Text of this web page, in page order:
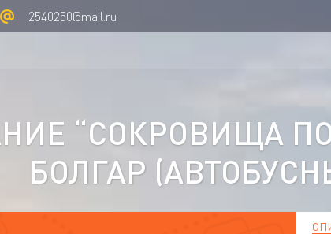
2540250@mail.ru
“СОКРОВИЩА
БОЛГАР